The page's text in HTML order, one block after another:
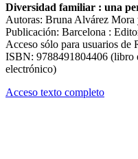
Diversidad familiar : una
Autoras: Bruna Alvárez
Publicación: Barcelona :
Acceso sólo para usuarios
ISBN: 9788491804406 (libro
electrónico)
Acceso texto completo